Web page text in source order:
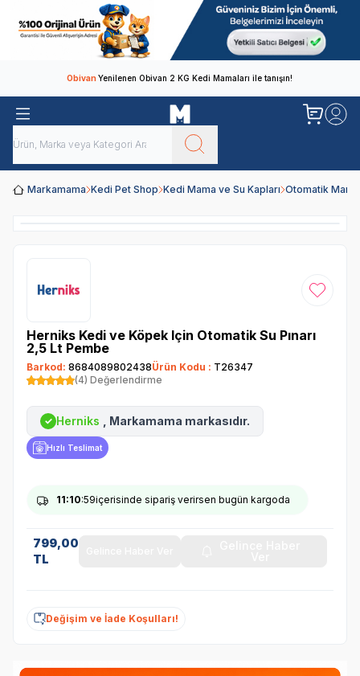
ObivanYenilenen Obivan 2 KG Kedi Mamaları ile tanışın!
Markamama Kedi Pet Shop Kedi Mama ve Su Kapları Otomatik Mama
Favoriye
Herniks Kedi ve Köpek Için Otomatik Su Pınarı
2,5 Lt Pembe
Barkod: 8684089802438Ürün Kodu : T26347
(4) Değerlendirme
✓ Herniks , Markamama markasıdır.
Hızlı Teslimat
11:10:59içerisinde sipariş verirsen bugün kargoda
799,00
TL
Değişim ve İade Koşulları!